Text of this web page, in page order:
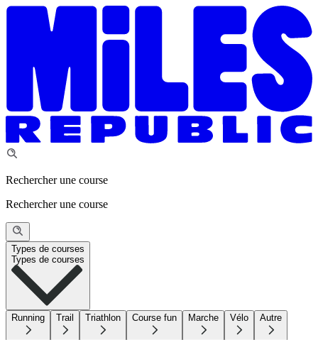
Rechercher une course
Rechercher une course
Types de courses
Types de courses
Running Trail Triathlon Course fun Marche Vélo Autre